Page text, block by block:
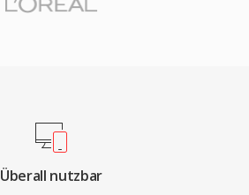
Überall nutzbar